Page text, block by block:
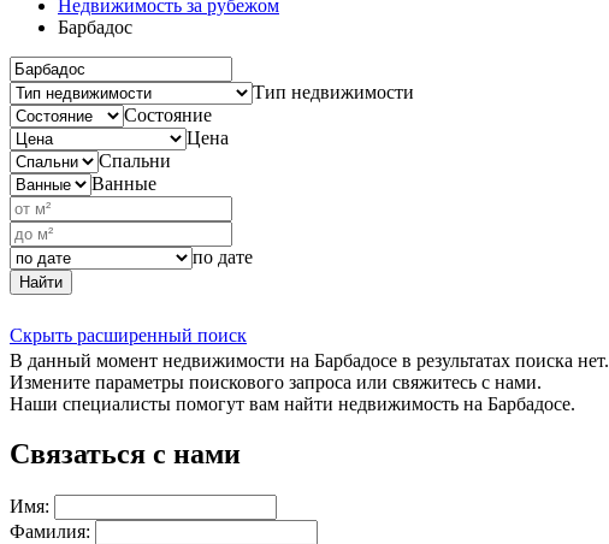
Недвижимость за рубежом
Барбадос
Тип недвижимости
Состояние
Цена
Спальни
Ванные
по дате
Найти
Скрыть расширенный поиск
В данный момент недвижимости на Барбадосе в результатах поиска нет.
Измените параметры поискового запроса или свяжитесь с нами.
Наши специалисты помогут вам найти недвижимость на Барбадосе.
Связаться с нами
Имя:
Фамилия: